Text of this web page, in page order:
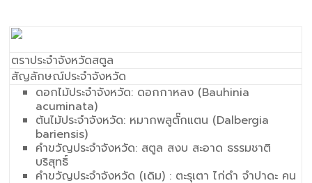
ตราประจำจังหวัดสตูล
สัญลักษณ์ประจำจังหวัด
ดอกไม้ประจำจังหวัด: ดอกกาหลง (Bauhinia
acuminata)
ต้นไม้ประจำจังหวัด: หมากพลูตั๊กแตน (Dalbergia
bariensis)
คำขวัญประจำจังหวัด: สตูล สงบ สะอาด ธรรมชาติ
บริสุทธิ์
คำขวัญประจำจังหวัด (เดิม) : ตะรุเตา ไก่ดำ จำปาดะ คน